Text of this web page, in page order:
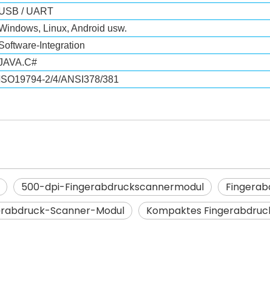
/ UART
Linux, Android usw.
Integration
ISO19794-2/4/ANSI378/381
500-dpi-Fingerabdruckscannermodul
Scanner-Modul Kompaktes